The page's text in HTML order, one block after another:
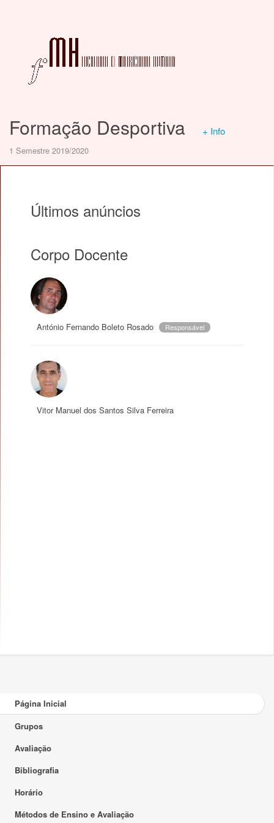
Formação Desportiva + Info
1 Semestre 2019/2020
Últimos anúncios
Corpo Docente
António Fernando Boleto Rosado Responsável
Vitor Manuel dos Santos Silva Ferreira
Página Inicial
Grupos
Avaliação
Bibliografia
Horário
Métodos de Ensino e Avaliação